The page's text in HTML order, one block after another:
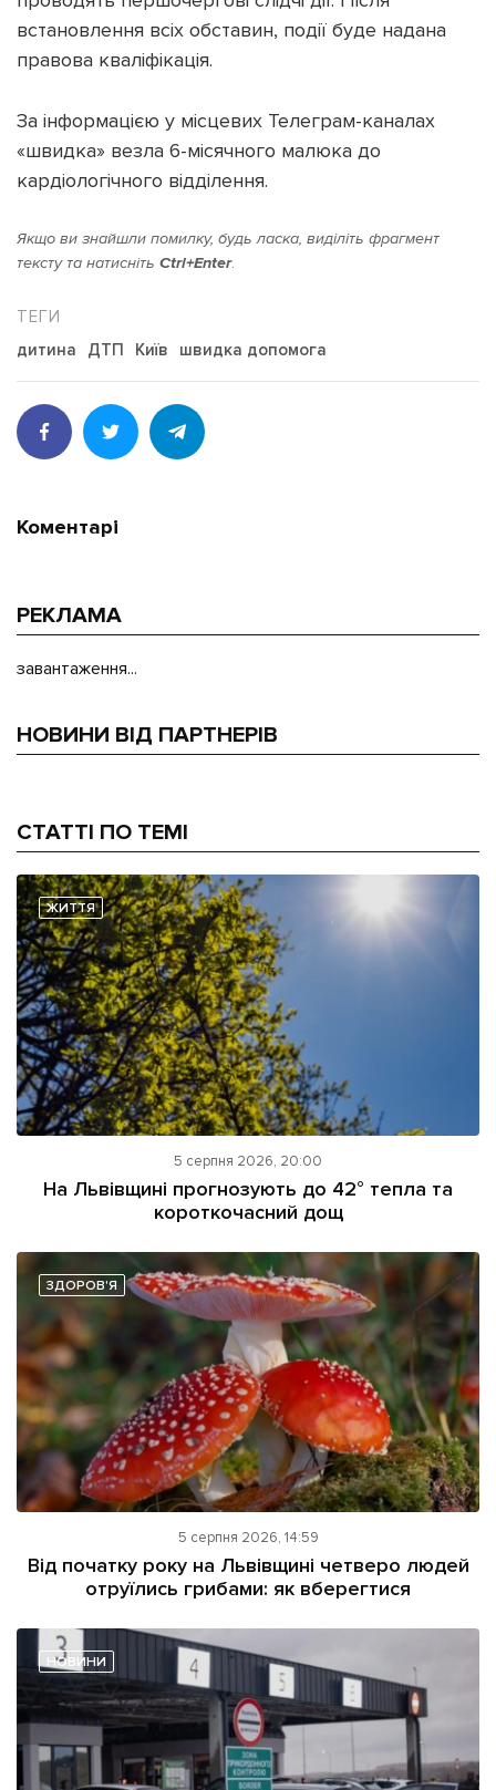
встановлення всіх обставин, події буде надана
правова кваліфікація.
За інформацією у місцевих Телеграм-каналах
«швидка» везла 6-місячного малюка до
кардіологічного відділення.
Якщо ви знайшли помилку, будь ласка, виділіть фрагмент
тексту та натисніть Ctrl+Enter.
дитина ДТП Київ швидка допомога
Коментарі
РЕКЛАМА
завантаження...
НОВИНИ ВІД ПАРТНЕРІВ
СТАТТІ ПО ТЕМІ
ЖИТТЯ
5 серпня 2026, 20:00
На Львівщині прогнозують до 42° тепла та
короткочасний дощ
ЗДОРОВ'Я
5 серпня 2026, 14:59
Від початку року на Львівщині четверо людей
отруїлись грибами: як вберегтися
НОВИНИ